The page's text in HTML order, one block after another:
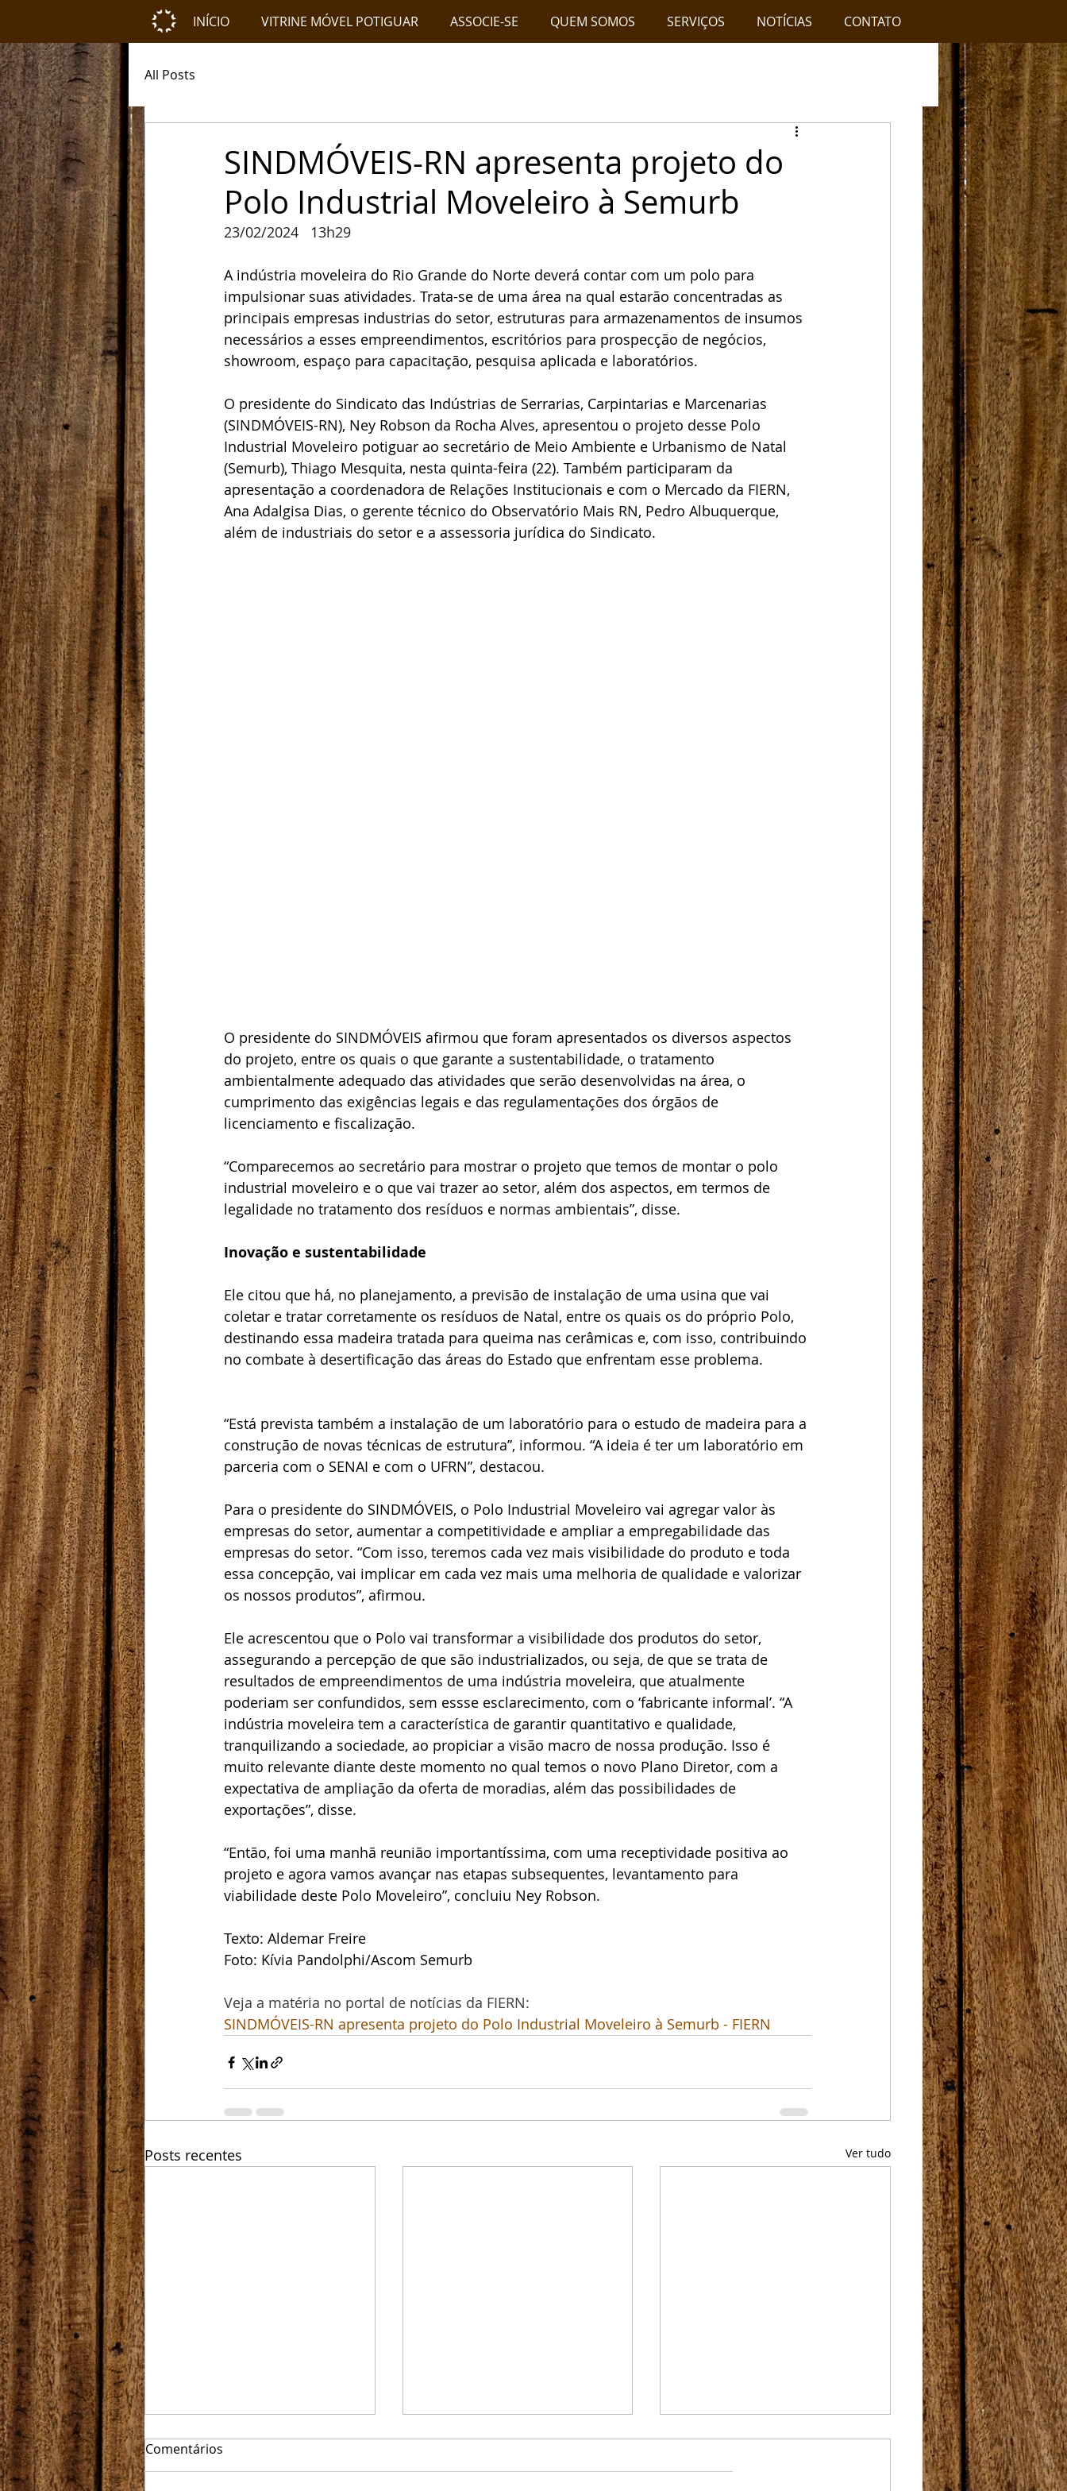
INÍCIO VITRINE MÓVEL POTIGUAR ASSOCIE-SE QUEM SOMOS SERVIÇOS NOTÍCIAS CONTATO
All Posts
SINDMÓVEIS-RN apresenta projeto do
Polo Industrial Moveleiro à Semurb
23/02/2024   13h29
A indústria moveleira do Rio Grande do Norte deverá contar com um polo para
impulsionar suas atividades. Trata-se de uma área na qual estarão concentradas as
principais empresas industrias do setor, estruturas para armazenamentos de insumos
necessários a esses empreendimentos, escritórios para prospecção de negócios,
showroom, espaço para capacitação, pesquisa aplicada e laboratórios.
O presidente do Sindicato das Indústrias de Serrarias, Carpintarias e Marcenarias
(SINDMÓVEIS-RN), Ney Robson da Rocha Alves, apresentou o projeto desse Polo
Industrial Moveleiro potiguar ao secretário de Meio Ambiente e Urbanismo de Natal
(Semurb), Thiago Mesquita, nesta quinta-feira (22). Também participaram da
apresentação a coordenadora de Relações Institucionais e com o Mercado da FIERN,
Ana Adalgisa Dias, o gerente técnico do Observatório Mais RN, Pedro Albuquerque,
além de industriais do setor e a assessoria jurídica do Sindicato.
O presidente do SINDMÓVEIS afirmou que foram apresentados os diversos aspectos
do projeto, entre os quais o que garante a sustentabilidade, o tratamento
ambientalmente adequado das atividades que serão desenvolvidas na área, o
cumprimento das exigências legais e das regulamentações dos órgãos de
licenciamento e fiscalização.
“Comparecemos ao secretário para mostrar o projeto que temos de montar o polo
industrial moveleiro e o que vai trazer ao setor, além dos aspectos, em termos de
legalidade no tratamento dos resíduos e normas ambientais”, disse.
Inovação e sustentabilidade
Ele citou que há, no planejamento, a previsão de instalação de uma usina que vai
coletar e tratar corretamente os resíduos de Natal, entre os quais os do próprio Polo,
destinando essa madeira tratada para queima nas cerâmicas e, com isso, contribuindo
no combate à desertificação das áreas do Estado que enfrentam esse problema.
“Está prevista também a instalação de um laboratório para o estudo de madeira para a
construção de novas técnicas de estrutura”, informou. “A ideia é ter um laboratório em
parceria com o SENAI e com o UFRN”, destacou.
Para o presidente do SINDMÓVEIS, o Polo Industrial Moveleiro vai agregar valor às
empresas do setor, aumentar a competitividade e ampliar a empregabilidade das
empresas do setor. “Com isso, teremos cada vez mais visibilidade do produto e toda
essa concepção, vai implicar em cada vez mais uma melhoria de qualidade e valorizar
os nossos produtos”, afirmou.
Ele acrescentou que o Polo vai transformar a visibilidade dos produtos do setor,
assegurando a percepção de que são industrializados, ou seja, de que se trata de
resultados de empreendimentos de uma indústria moveleira, que atualmente
poderiam ser confundidos, sem essse esclarecimento, com o ‘fabricante informal’. “A
indústria moveleira tem a característica de garantir quantitativo e qualidade,
tranquilizando a sociedade, ao propiciar a visão macro de nossa produção. Isso é
muito relevante diante deste momento no qual temos o novo Plano Diretor, com a
expectativa de ampliação da oferta de moradias, além das possibilidades de
exportações”, disse.
“Então, foi uma manhã reunião importantíssima, com uma receptividade positiva ao
projeto e agora vamos avançar nas etapas subsequentes, levantamento para
viabilidade deste Polo Moveleiro”, concluiu Ney Robson.
Texto: Aldemar Freire
Foto: Kívia Pandolphi/Ascom Semurb
Veja a matéria no portal de notícias da FIERN:
SINDMÓVEIS-RN apresenta projeto do Polo Industrial Moveleiro à Semurb - FIERN
Posts recentes Ver tudo
Comentários